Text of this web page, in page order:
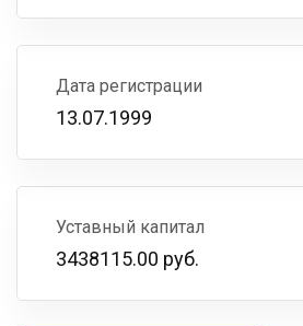
Дата регистрации
13.07.1999
Уставный капитал
3438115.00 руб.